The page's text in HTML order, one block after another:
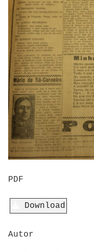
PDF
Download
Autor